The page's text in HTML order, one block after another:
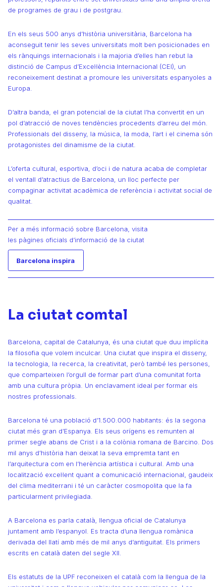
de programes de grau i de postgrau.
En els seus 500 anys d’història universitària, Barcelona ha
aconseguit tenir les seves universitats molt ben posicionades en
els rànquings internacionals i la majoria d’elles han rebut la
distinció de Campus d’Excel·lència Internacional (CEI), un
reconeixement destinat a promoure les universitats espanyoles a
Europa.
D’altra banda, el gran potencial de la ciutat l’ha convertit en un
pol d’atracció de noves tendències procedents d’arreu del món.
Professionals del disseny, la música, la moda, l’art i el cinema són
protagonistes del dinamisme de la ciutat.
L’oferta cultural, esportiva, d’oci i de natura acaba de completar
el ventall d’atractius de Barcelona, un lloc perfecte per
compaginar activitat acadèmica de referència i activitat social de
qualitat.
Per a més informació sobre Barcelona, visita
les pàgines oficials d’informació de la ciutat
Barcelona inspira
La ciutat comtal
Barcelona, capital de Catalunya, és una ciutat que duu implícita
la filosofia que volem inculcar. Una ciutat que inspira el disseny,
la tecnologia, la recerca, la creativitat, però també les persones,
que comparteixen l’orgull de formar part d’una comunitat forta
amb una cultura pròpia. Un enclavament ideal per formar els
nostres professionals.
Barcelona té una població d’1.500.000 habitants: és la segona
ciutat més gran d’Espanya. Els seus orígens es remunten al
primer segle abans de Crist i a la colònia romana de Barcino. Dos
mil anys d’història han deixat la seva empremta tant en
l’arquitectura com en l’herència artística i cultural. Amb una
localització excel·lent quant a comunicació internacional, gaudeix
del clima mediterrani i té un caràcter cosmopolita que la fa
particularment privilegiada.
A Barcelona es parla català, llengua oficial de Catalunya
juntament amb l’espanyol. Es tracta d’una llengua romànica
derivada del llatí amb més de mil anys d’antiguitat. Els primers
escrits en català daten del segle XII.
Els estatuts de la UPF reconeixen el català com la llengua de la